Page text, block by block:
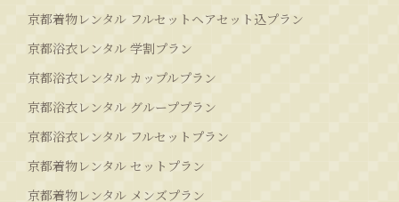
京都着物レンタル フルセットヘアセット込プラン
京都浴衣レンタル 学割プラン
京都浴衣レンタル カップルプラン
京都浴衣レンタル グループプラン
京都浴衣レンタル フルセットプラン
京都着物レンタル セットプラン
京都着物レンタル メンズプラン